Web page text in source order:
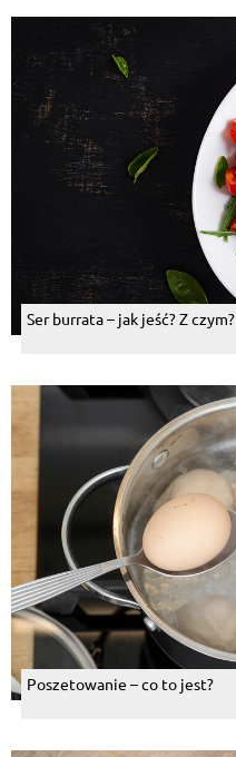
Ser burrata – jak jeść? Z czym?
Poszetowanie – co to jest?